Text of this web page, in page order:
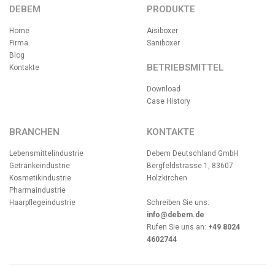
DEBEM
Home
Firma
Blog
Kontakte
PRODUKTE
Aisiboxer
Saniboxer
BETRIEBSMITTEL
Download
Case History
BRANCHEN
Lebensmittelindustrie
Getränkeindustrie
Kosmetikindustrie
Pharmaindustrie
Haarpflegeindustrie
KONTAKTE
Debem Deutschland GmbH
Bergfeldstrasse 1, 83607
Holzkirchen
Schreiben Sie uns:
info@debem.de
Rufen Sie uns an: +49 8024
4602744